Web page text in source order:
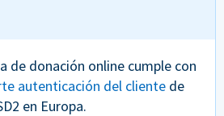
de donación online cumple con
autenticación del cliente de
en Europa.